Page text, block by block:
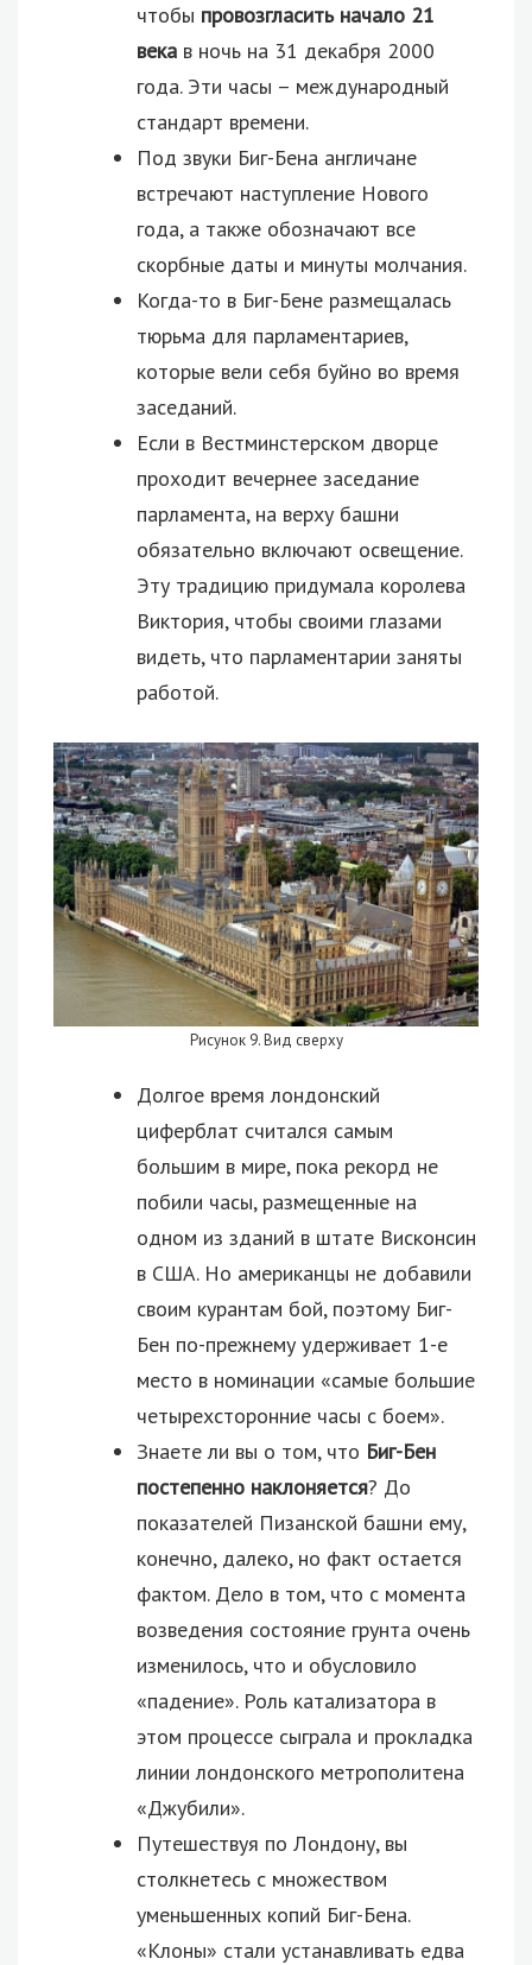
чтобы провозгласить начало 21
века в ночь на 31 декабря 2000
года. Эти часы – международный
стандарт времени.
Под звуки Биг-Бена англичане
встречают наступление Нового
года, а также обозначают все
скорбные даты и минуты молчания.
Когда-то в Биг-Бене размещалась
тюрьма для парламентариев,
которые вели себя буйно во время
заседаний.
Если в Вестминстерском дворце
проходит вечернее заседание
парламента, на верху башни
обязательно включают освещение.
Эту традицию придумала королева
Виктория, чтобы своими глазами
видеть, что парламентарии заняты
работой.
Рисунок 9. Вид сверху
Долгое время лондонский
циферблат считался самым
большим в мире, пока рекорд не
побили часы, размещенные на
одном из зданий в штате Висконсин
в США. Но американцы не добавили
своим курантам бой, поэтому Биг-
Бен по-прежнему удерживает 1-е
место в номинации «самые большие
четырехсторонние часы с боем».
Знаете ли вы о том, что Биг-Бен
постепенно наклоняется? До
показателей Пизанской башни ему,
конечно, далеко, но факт остается
фактом. Дело в том, что с момента
возведения состояние грунта очень
изменилось, что и обусловило
«падение». Роль катализатора в
этом процессе сыграла и прокладка
линии лондонского метрополитена
«Джубили».
Путешествуя по Лондону, вы
столкнетесь с множеством
уменьшенных копий Биг-Бена.
«Клоны» стали устанавливать едва